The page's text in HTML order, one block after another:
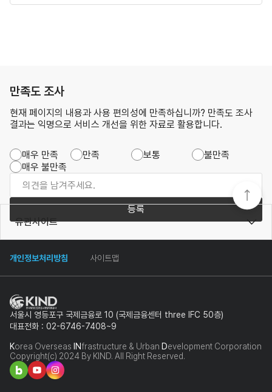
만족도 조사
현재 페이지의 내용과 사용 편의성에 만족하십니까? 만족도 조사
결과는 익명으로 서비스 개선을 위한 자료로 활용합니다.
매우 만족 만족 보통
불만족
매우 불만족
등록
개인정보처리방침 사이트맵
유관사이트
서울시 영등포구 국제금융로 10 (국제금융센터 three IFC 50층)
대표전화 : 02-6746-7408~9
Korea Overseas INfrastructure & Urban Development Corporation
Copyright(c) 2024 By KIND. All Right Reserved.